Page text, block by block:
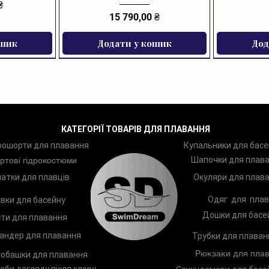
Ціна
15 790,00 ₴
Додати у кошик
КАТЕГОРІЇ ТОВАРІВ ДЛЯ ПЛАВАННЯ
для плавання
гідрокостюми
для плавців
Купальники для
Шапочки для
Окуляри для
для басейну
для плавання
Одяг для
Дошки для
для плавання
для плавання
Трубки для
Рюкзаки для